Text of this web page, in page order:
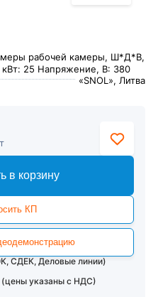
рабочей камеры, Ш*Д*В,
25 Напряжение, В: 380
«SNOL», Литва
в корзину
КП
СДЕК, Деловые линии)
(цены указаны с НДС)